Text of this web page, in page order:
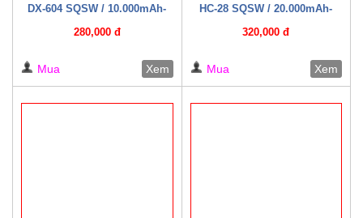
DX-604 SQSW / 10.000mAh-
280,000 đ
Mua Xem
HC-28 SQSW / 20.000mAh-
Trắng/ Đen
320,000 đ
Mua Xem